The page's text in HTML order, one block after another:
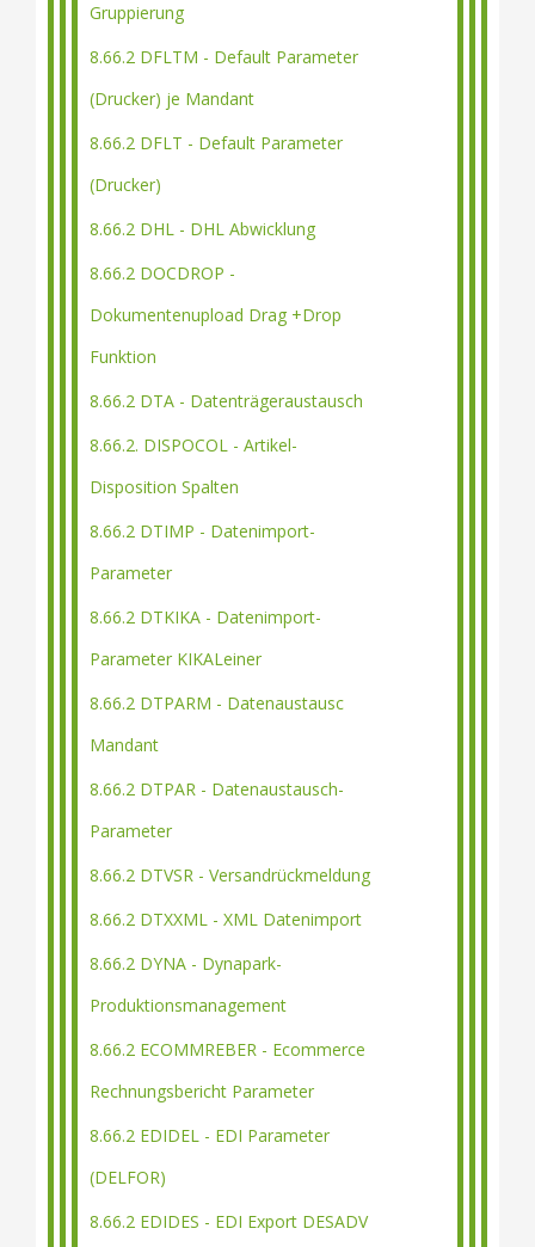
Gruppierung
8.66.2 DFLTM - Default Parameter
(Drucker) je Mandant
8.66.2 DFLT - Default Parameter
(Drucker)
8.66.2 DHL - DHL Abwicklung
8.66.2 DOCDROP -
Dokumentenupload Drag +Drop
Funktion
8.66.2 DTA - Datenträgeraustausch
8.66.2. DISPOCOL - Artikel-
Disposition Spalten
8.66.2 DTIMP - Datenimport-
Parameter
8.66.2 DTKIKA - Datenimport-
Parameter KIKALeiner
8.66.2 DTPARM - Datenaustausc
Mandant
8.66.2 DTPAR - Datenaustausch-
Parameter
8.66.2 DTVSR - Versandrückmeldung
8.66.2 DTXXML - XML Datenimport
8.66.2 DYNA - Dynapark-
Produktionsmanagement
8.66.2 ECOMMREBER - Ecommerce
Rechnungsbericht Parameter
8.66.2 EDIDEL - EDI Parameter
(DELFOR)
8.66.2 EDIDES - EDI Export DESADV